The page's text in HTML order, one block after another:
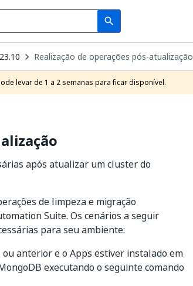
search
Search
Realização de operações pós-atualização
levar de 1 a 2 semanas para ficar disponível.
após atualizar um cluster do
de limpeza e migração
Suite. Os cenários a seguir
para seu ambiente:
anterior e o Apps estiver instalado em
executando o seguinte comando